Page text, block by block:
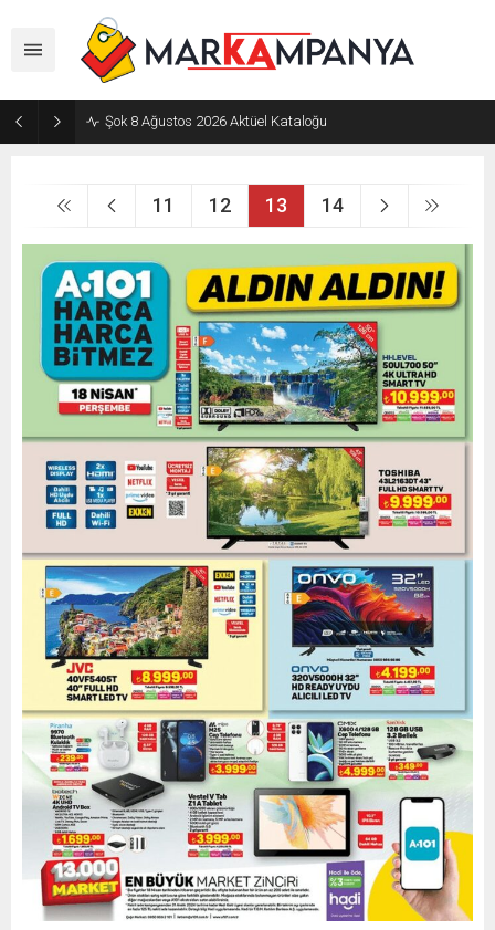
Şok 8 Ağustos 2026 Aktüel Kataloğu
11 12 13 14